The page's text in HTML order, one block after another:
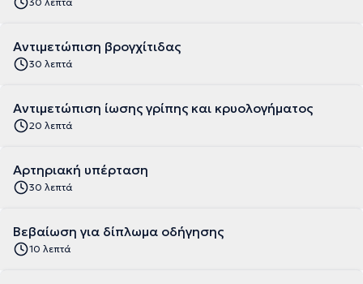
Αντιμετώπιση βρογχίτιδας
30 λεπτά
Αντιμετώπιση ίωσης γρίπης και κρυολογήματος
20 λεπτά
Αρτηριακή υπέρταση
30 λεπτά
Βεβαίωση για δίπλωμα οδήγησης
10 λεπτά